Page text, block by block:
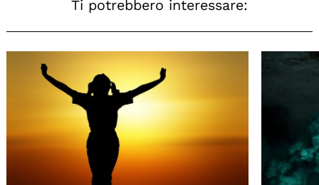
Ti potrebbero interessare: